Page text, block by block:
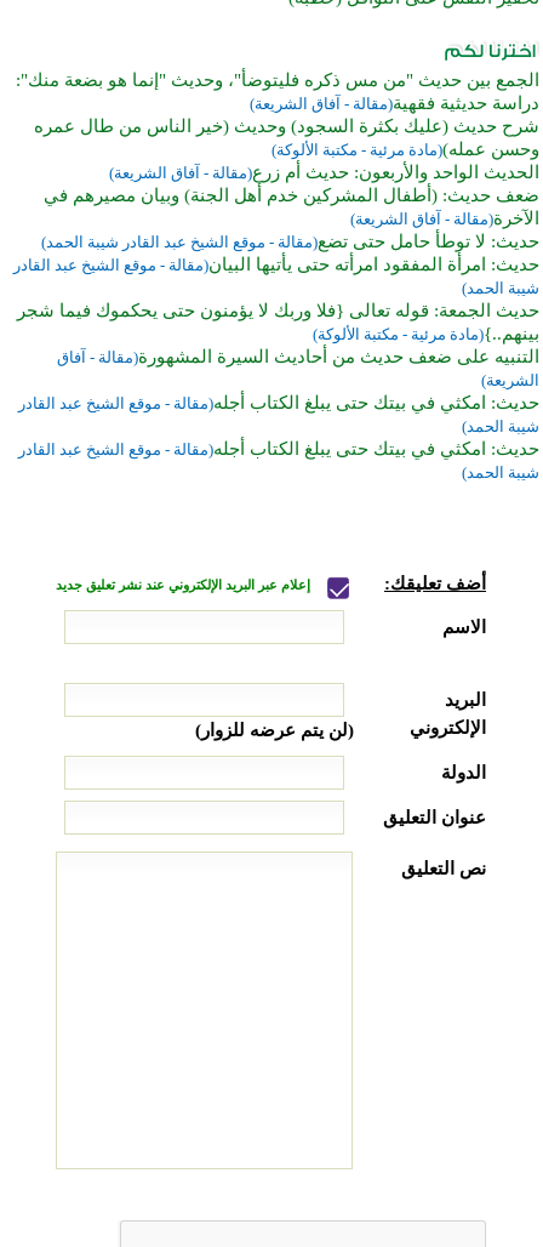
الجمع بين حديث "من مس ذكره فليتوضأ"، وحديث "إنما هو بضعة منك":
دراسة حديثية فقهية(مقالة - آفاق الشريعة)
شرح حديث (عليك بكثرة السجود) وحديث (خير الناس من طال عمره
وحسن عمله)(مادة مرئية - مكتبة الألوكة)
الحديث الواحد والأربعون: حديث أم زرع(مقالة - آفاق الشريعة)
ضعف حديث: (أطفال المشركين خدم أهل الجنة) وبيان مصيرهم في
الآخرة(مقالة - آفاق الشريعة)
حديث: لا توطأ حامل حتى تضع(مقالة - موقع الشيخ عبد القادر شيبة الحمد)
حديث: امرأة المفقود امرأته حتى يأتيها البيان(مقالة - موقع الشيخ عبد القادر
شيبة الحمد)
حديث الجمعة: قوله تعالى {فلا وربك لا يؤمنون حتى يحكموك فيما شجر
بينهم..}(مادة مرئية - مكتبة الألوكة)
التنبيه على ضعف حديث من أحاديث السيرة المشهورة(مقالة - آفاق
الشريعة)
حديث: امكثي في بيتك حتى يبلغ الكتاب أجله(مقالة - موقع الشيخ عبد القادر
شيبة الحمد)
حديث: امكثي في بيتك حتى يبلغ الكتاب أجله(مقالة - موقع الشيخ عبد القادر
شيبة الحمد)
أضف تعليقك: إعلام عبر البريد الإلكتروني عند نشر تعليق جديد
الاسم
البريد
الإلكتروني
(لن يتم عرضه للزوار)
الدولة
عنوان التعليق
نص التعليق